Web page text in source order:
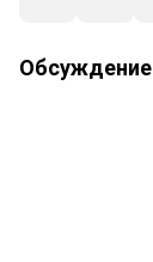
Обсуждение